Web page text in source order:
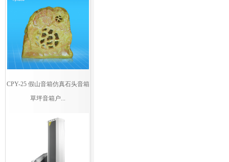
CPY-25 假山音箱仿真石头音箱
草坪音箱户...